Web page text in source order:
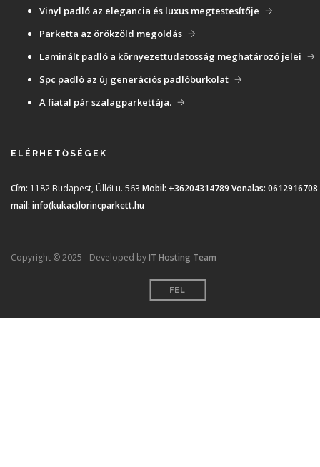
Vinyl padló az elegancia és luxus megtestesítője
Parketta az örökzöld megoldás
Laminált padló a környezettudatosság meghatározó jelei
Spc padló az új generációs padlóburkolat
A fiatal pár szalagparkettája.
ELÉRHETŐSÉGEK
Cím: 1182 Budapest, Üllői u. 563 Mobil: +36204314789 Vonalas: 0612916708
mail: info(kukac)lorincparkett.hu
Copyright © 2025 - Developed byIT Hosting Team
FEL